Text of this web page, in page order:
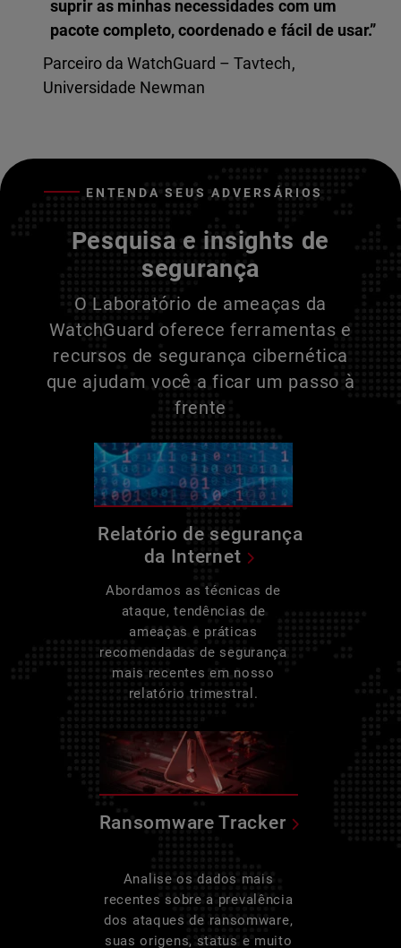
suprir as minhas necessidades com um
pacote completo, coordenado e fácil de usar.”
Parceiro da WatchGuard – Tavtech,
Universidade Newman
ENTENDA SEUS ADVERSÁRIOS
Pesquisa e insights de
segurança
O Laboratório de ameaças da
WatchGuard oferece ferramentas e
recursos de segurança cibernética
que ajudam você a ficar um passo à
frente
Relatório de segurança
da Internet
Abordamos as técnicas de
ataque, tendências de
ameaças e práticas
recomendadas de segurança
mais recentes em nosso
relatório trimestral.
Ransomware Tracker
Analise os dados mais
recentes sobre a prevalência
dos ataques de ransomware,
suas origens, status e muito